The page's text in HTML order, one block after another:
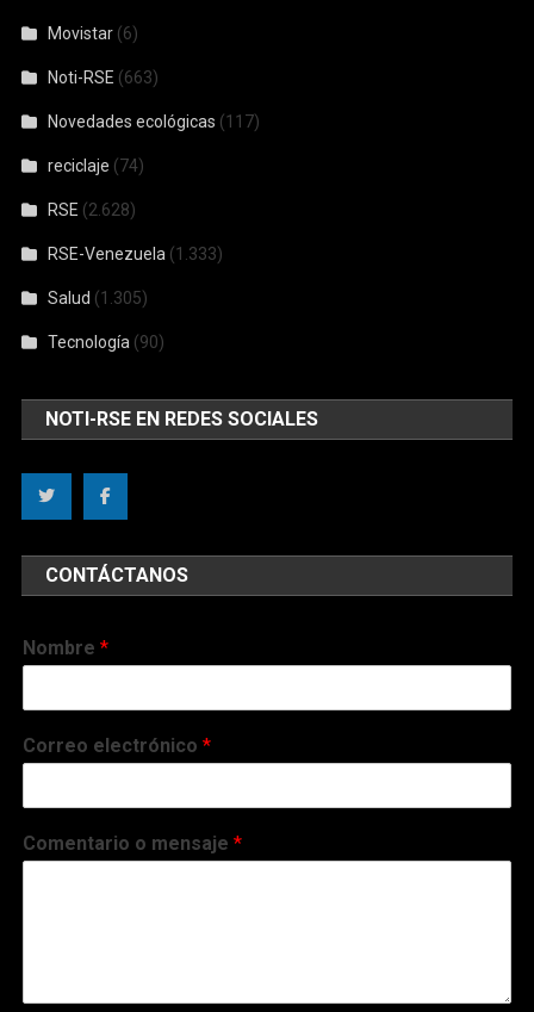
Movistar (6)
Noti-RSE (663)
Novedades ecológicas (117)
reciclaje (74)
RSE (2.628)
RSE-Venezuela (1.333)
Salud (1.305)
Tecnología (90)
NOTI-RSE EN REDES SOCIALES
CONTÁCTANOS
Nombre*
Correo electrónico*
Comentario o mensaje*